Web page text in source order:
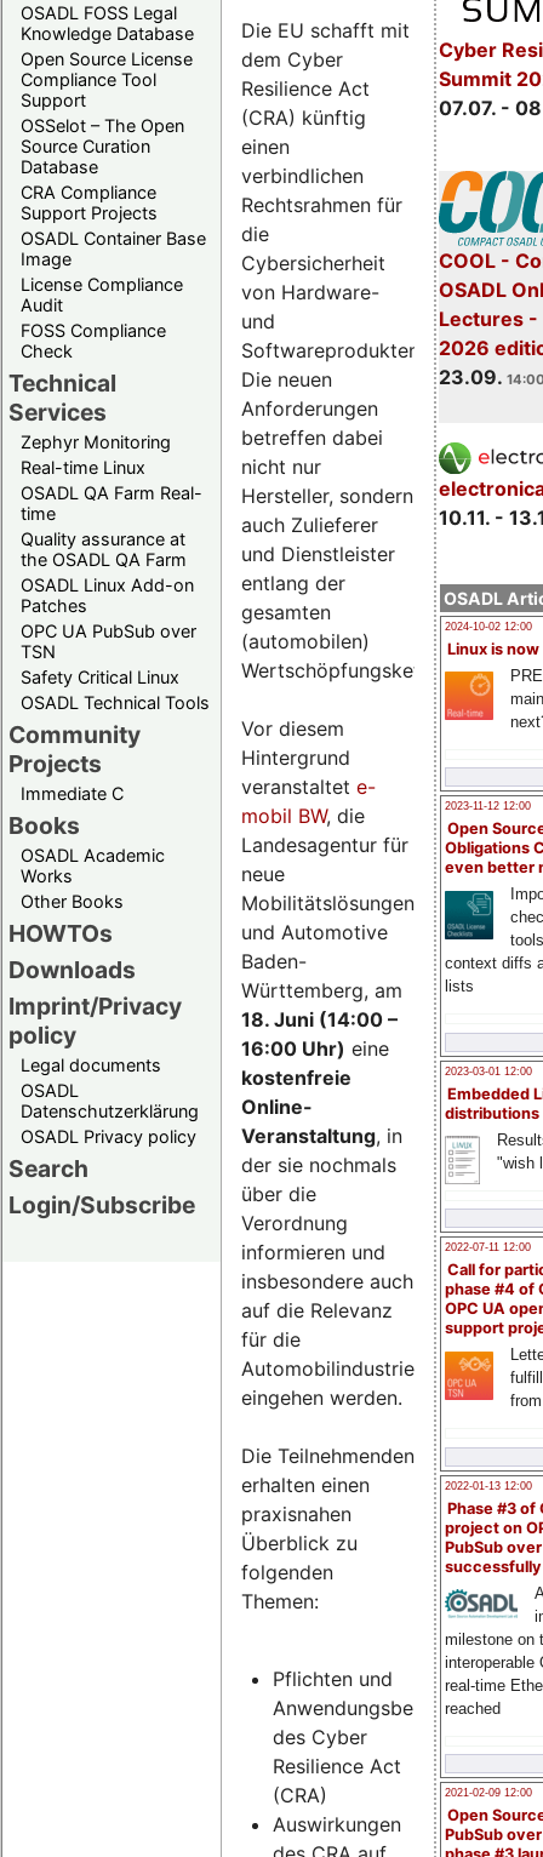
OSADL FOSS Legal
Knowledge Database
Open Source License
Compliance Tool
Support
OSSelot – The Open
Source Curation
Database
CRA Compliance
Support Projects
OSADL Container Base
Image
License Compliance
Audit
FOSS Compliance
Check
Technical
Services
Zephyr Monitoring
Real-time Linux
OSADL QA Farm Real-
time
Quality assurance at
the OSADL QA Farm
OSADL Linux Add-on
Patches
OPC UA PubSub over
TSN
Safety Critical Linux
OSADL Technical Tools
Community
Projects
Immediate C
Books
OSADL Academic
Works
Other Books
HOWTOs
Downloads
Imprint/Privacy
policy
Legal documents
OSADL
Datenschutzerklärung
OSADL Privacy policy
Search
Login/Subscribe
Cyber
Summit
07.07. -
COOL -
OSADL
Lectures -
2026
23.09.
10.11. -
OSADL
2024-10-02 12:00
Linux is now
2023-11-12 12:00
Open
Obligations
even better
context diffs
lists
2023-03-01 12:00
Embedded
distributions
"wish
2022-07-11 12:00
Call for
phase #4 of
OPC UA
support
2022-01-13 12:00
Phase #3 of
project on
PubSub over
milestone on
interoperable
real-time
reached
2021-02-09 12:00
Open
PubSub
Die EU schafft mit
dem Cyber
Resilience Act
(CRA) künftig
einen
verbindlichen
Rechtsrahmen für
die
Cybersicherheit
von Hardware-
und
Softwareprodukten.
Die neuen
Anforderungen
betreffen dabei
nicht nur
Hersteller, sondern
auch Zulieferer
und Dienstleister
entlang der
gesamten
(automobilen)
Wertschöpfungskette.
Vor diesem
Hintergrund
veranstaltet e-
mobil BW, die
Landesagentur für
neue
Mobilitätslösungen
und Automotive
Baden-
Württemberg, am
18. Juni (14:00 –
16:00 Uhr) eine
kostenfreie
Online-
Veranstaltung, in
der sie nochmals
über die
Verordnung
informieren und
insbesondere auch
auf die Relevanz
für die
Automobilindustrie
eingehen werden.
Die Teilnehmenden
erhalten einen
praxisnahen
Überblick zu
folgenden
Themen:
Pflichten und
Anwendungsbereich
des Cyber
Resilience Act
(CRA)
Auswirkungen